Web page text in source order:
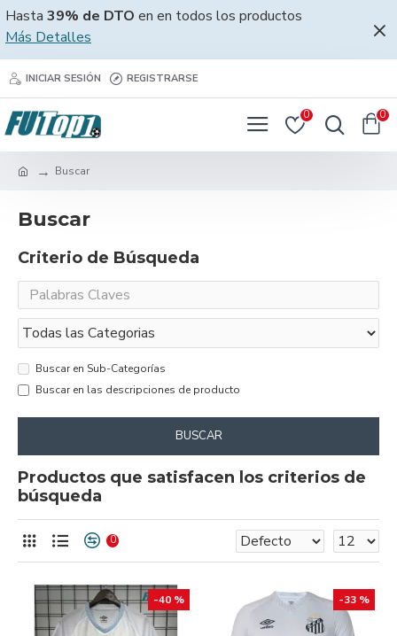
Hasta 39% de DTO en en todos los productos
Más Detalles
INICIAR SESIÓN REGISTRARSE
0 0
Buscar
Buscar
Criterio de Búsqueda
Buscar en Sub-Categorías
Buscar en las descripciones de producto
BUSCAR
Productos que satisfacen los criterios de
búsqueda
0
-40 % -33 %